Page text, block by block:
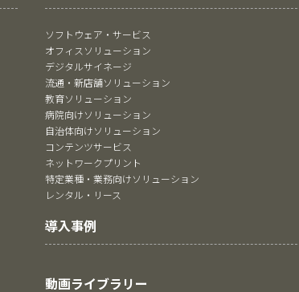
ソフトウェア・サービス
オフィスソリューション
デジタルサイネージ
流通・新店舗ソリューション
教育ソリューション
病院向けソリューション
自治体向けソリューション
コンテンツサービス
ネットワークプリント
特定業種・業務向けソリューション
レンタル・リース
導入事例
動画ライブラリー